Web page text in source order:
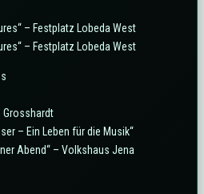
– Festplatz Lobeda West
– Festplatz Lobeda West
Grosshardt
– Ein Leben für die Musik“
Abend“ – Volkshaus Jena